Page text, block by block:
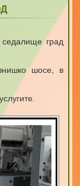
град
шосе, в